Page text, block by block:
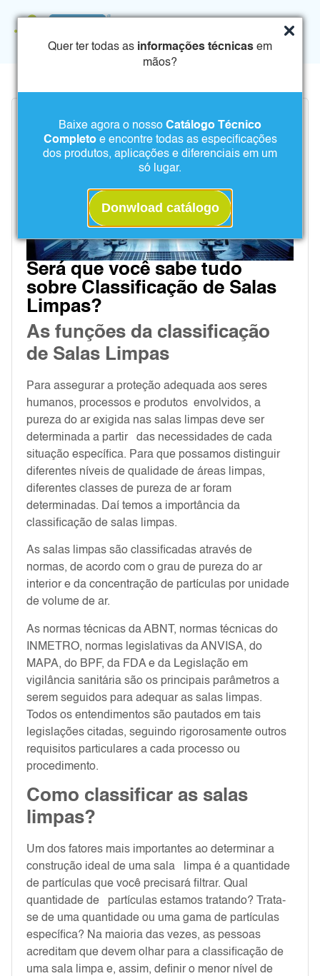
Quer ter todas as informações técnicas em
mãos?
Baixe agora o nosso Catálogo Técnico
Completo e encontre todas as especificações
dos produtos, aplicações e diferenciais em um
só lugar.
Donwload catálogo
Será que você sabe tudo
sobre Classificação de Salas
Limpas?
As funções da classificação
de Salas Limpas
Para assegurar a proteção adequada aos seres
humanos, processos e produtos envolvidos, a
pureza do ar exigida nas salas limpas deve ser
determinada a partir das necessidades de cada
situação específica. Para que possamos distinguir
diferentes níveis de qualidade de áreas limpas,
diferentes classes de pureza de ar foram
determinadas. Daí temos a importância da
classificação de salas limpas.
As salas limpas são classificadas através de
normas, de acordo com o grau de pureza do ar
interior e da concentração de partículas por unidade
de volume de ar.
As normas técnicas da ABNT, normas técnicas do
INMETRO, normas legislativas da ANVISA, do
MAPA, do BPF, da FDA e da Legislação em
vigilância sanitária são os principais parâmetros a
serem seguidos para adequar as salas limpas.
Todos os entendimentos são pautados em tais
legislações citadas, seguindo rigorosamente outros
requisitos particulares a cada processo ou
procedimento.
Como classificar as salas
limpas?
Um dos fatores mais importantes ao determinar a
construção ideal de uma sala limpa é a quantidade
de partículas que você precisará filtrar. Qual
quantidade de partículas estamos tratando? Trata-
se de uma quantidade ou uma gama de partículas
específica? Na maioria das vezes, as pessoas
acreditam que devem olhar para a classificação de
uma sala limpa e, assim, definir o menor nível de